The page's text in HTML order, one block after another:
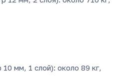
мм, 1 слой): около 89 кг,